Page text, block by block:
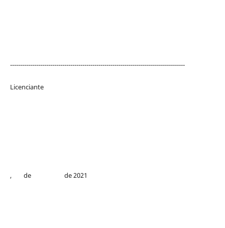
---------------------------------------------------------------------------------------
Licenciante
, de de 2021